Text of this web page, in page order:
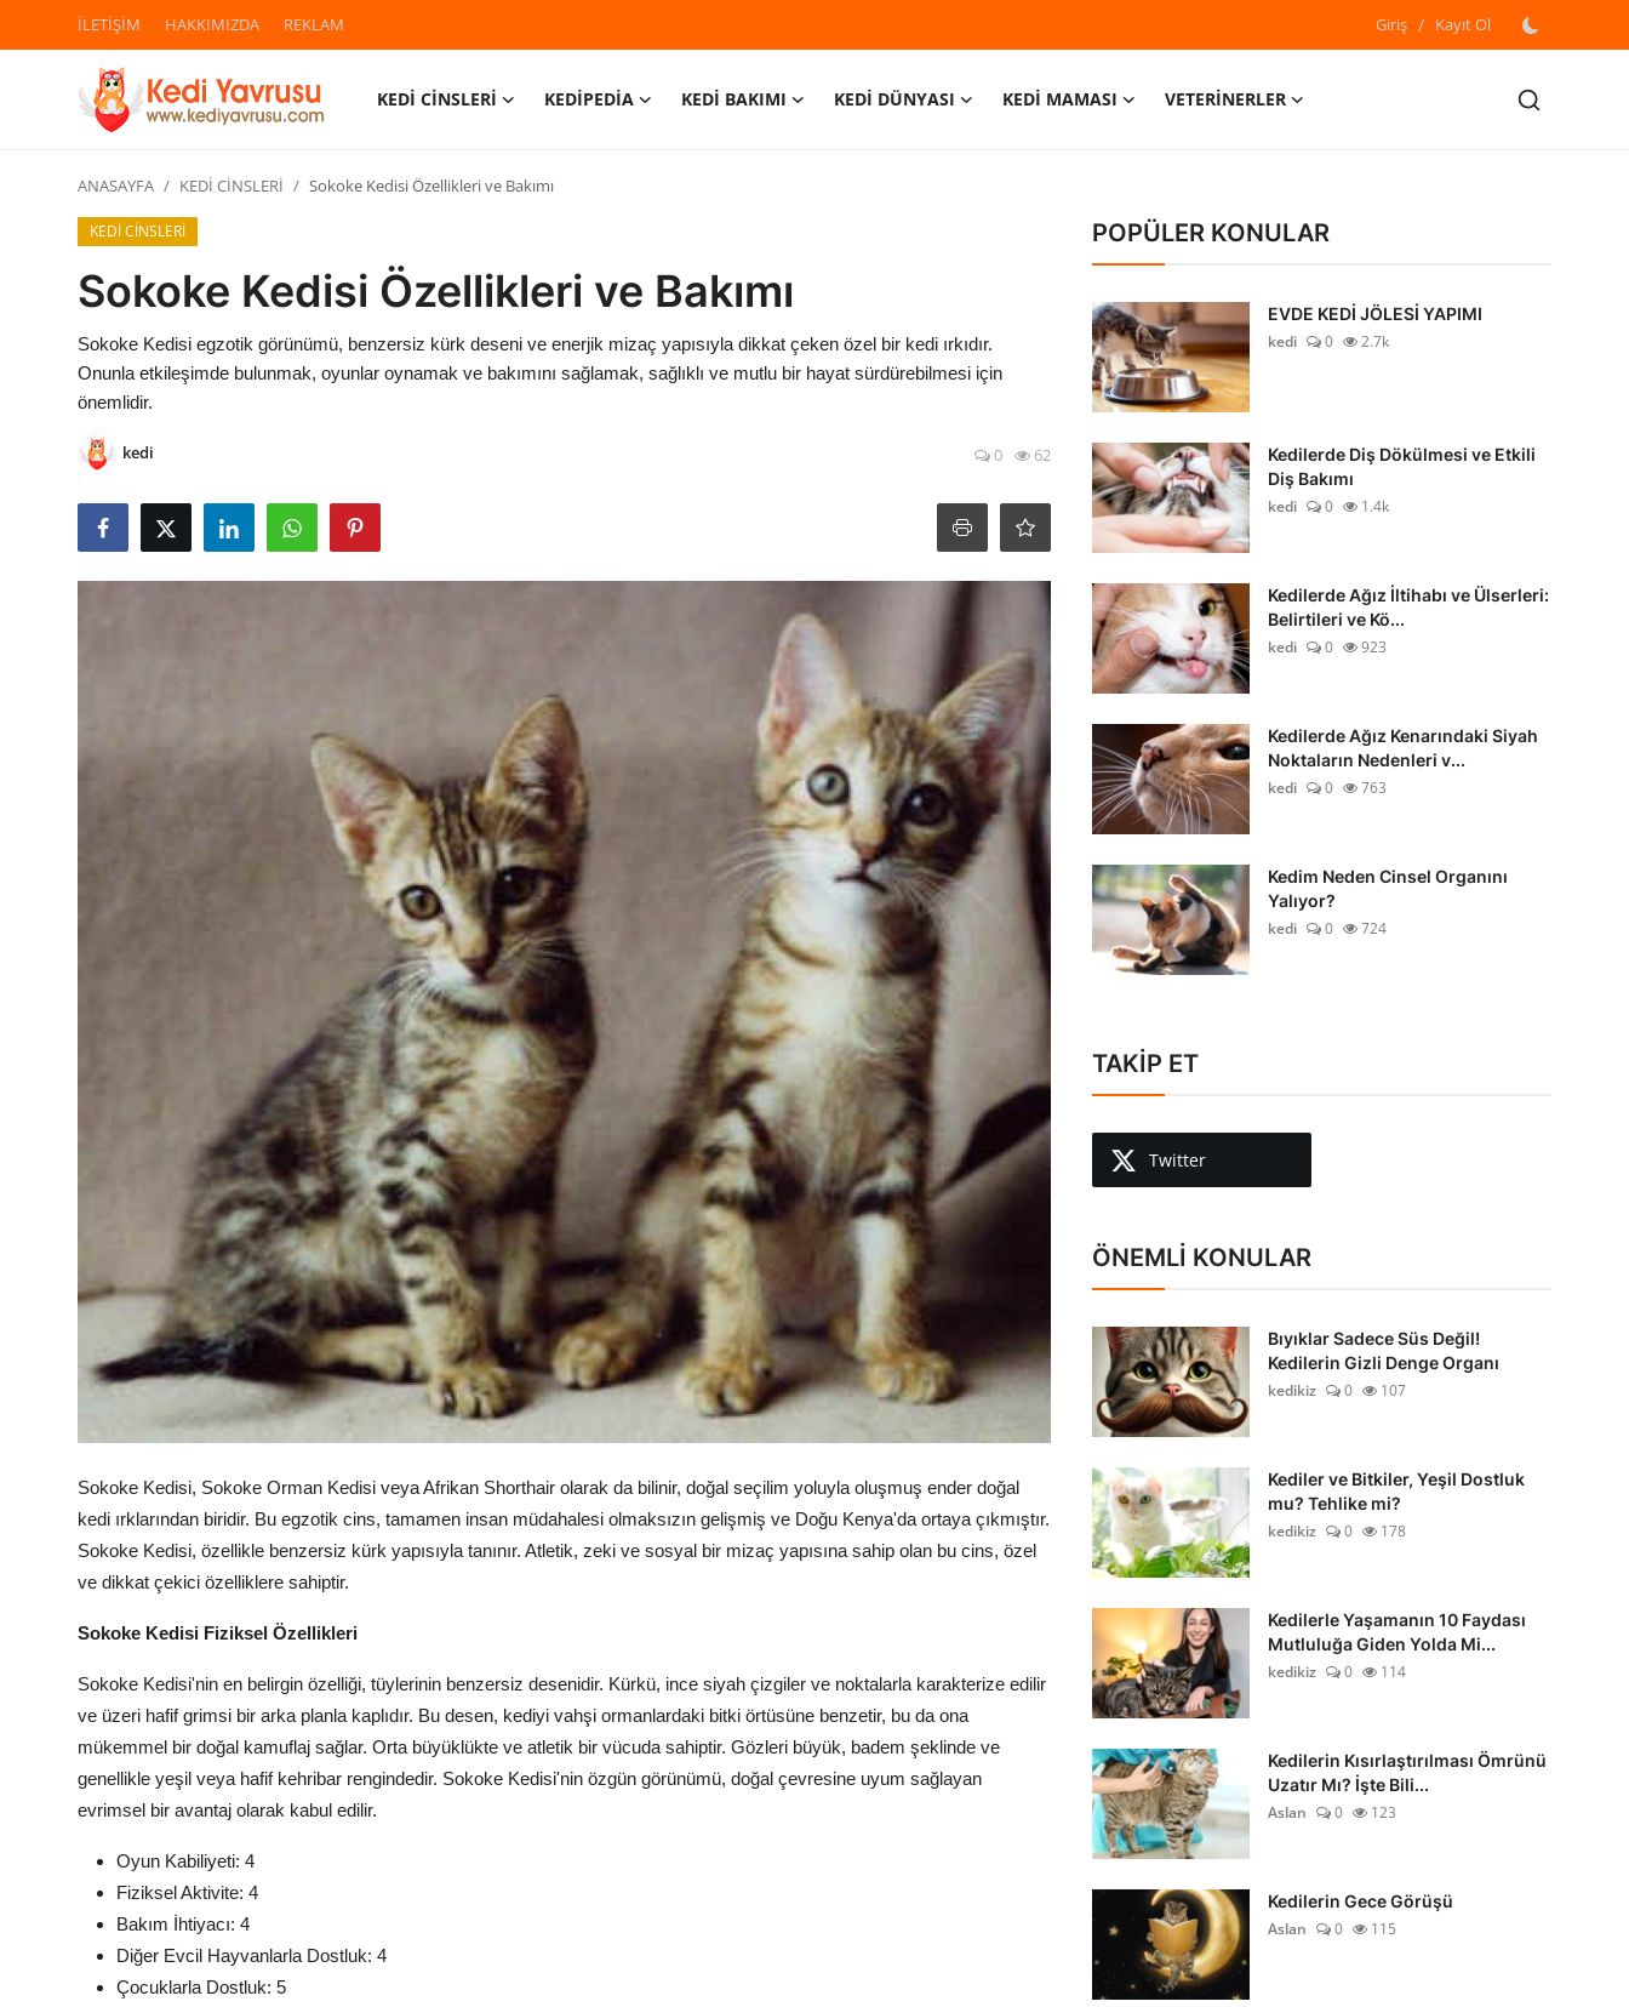
İLETİŞİM HAKKIMIZDA REKLAM Giriş / Kayıt Ol
KEDİ CİNSLERİ KEDİPEDİA KEDİ BAKIMI KEDİ DÜNYASI KEDİ MAMASI
VETERİNERLER
Giriş
KEDİ CİNSLERİ
KEDİPEDİA
KEDİ BAKIMI
ANASAYFA KEDİ CİNSLERİ Sokoke Kedisi Özellikleri ve Bakımı
KEDİ CİNSLERİ
Sokoke Kedisi Özellikleri ve Bakımı
Sokoke Kedisi egzotik görünümü, benzersiz kürk deseni ve enerjik mizaç yapısıyla dikkat çeken özel bir kedi ırkıdır.
Onunla etkileşimde bulunmak, oyunlar oynamak ve bakımını sağlamak, sağlıklı ve mutlu bir hayat sürdürebilmesi için
önemlidir.
kedi 0 62
Sokoke Kedisi, Sokoke Orman Kedisi veya Afrikan Shorthair olarak da bilinir, doğal seçilim yoluyla oluşmuş ender doğal
kedi ırklarından biridir. Bu egzotik cins, tamamen insan müdahalesi olmaksızın gelişmiş ve Doğu Kenya'da ortaya çıkmıştır.
Sokoke Kedisi, özellikle benzersiz kürk yapısıyla tanınır. Atletik, zeki ve sosyal bir mizaç yapısına sahip olan bu cins, özel
ve dikkat çekici özelliklere sahiptir.
Sokoke Kedisi Fiziksel Özellikleri
Sokoke Kedisi'nin en belirgin özelliği, tüylerinin benzersiz desenidir. Kürkü, ince siyah çizgiler ve noktalarla karakterize edilir
ve üzeri hafif grimsi bir arka planla kaplıdır. Bu desen, kediyi vahşi ormanlardaki bitki örtüsüne benzetir, bu da ona
mükemmel bir doğal kamuflaj sağlar. Orta büyüklükte ve atletik bir vücuda sahiptir. Gözleri büyük, badem şeklinde ve
genellikle yeşil veya hafif kehribar rengindedir. Sokoke Kedisi'nin özgün görünümü, doğal çevresine uyum sağlayan
evrimsel bir avantaj olarak kabul edilir.
Oyun Kabiliyeti: 4
Fiziksel Aktivite: 4
Bakım İhtiyacı: 4
Diğer Evcil Hayvanlarla Dostluk: 4
Çocuklarla Dostluk: 5
POPÜLER KONULAR
EVDE KEDİ JÖLESİ YAPIMI
kedi
0 2.7k
Kedilerde Diş Dökülmesi ve Etkili
Diş Bakımı
kedi
0 1.4k
Kedilerde Ağız İltihabı ve Ülserleri:
Belirtileri ve Kö...
kedi
0 923
Kedilerde Ağız Kenarındaki Siyah
Noktaların Nedenleri v...
kedi
0 763
Kedim Neden Cinsel Organını
Yalıyor?
kedi
0 724
TAKİP ET
Twitter
ÖNEMLİ KONULAR
Bıyıklar Sadece Süs Değil!
Kedilerin Gizli Denge Organı
kedikiz
0 107
Kediler ve Bitkiler, Yeşil Dostluk
mu? Tehlike mi?
kedikiz
0 178
Kedilerle Yaşamanın 10 Faydası
Mutluluğa Giden Yolda Mi...
kedikiz
0 114
Kedilerin Kısırlaştırılması Ömrünü
Uzatır Mı? İşte Bili...
Aslan
0 123
Kedilerin Gece Görüşü
Aslan
0 115